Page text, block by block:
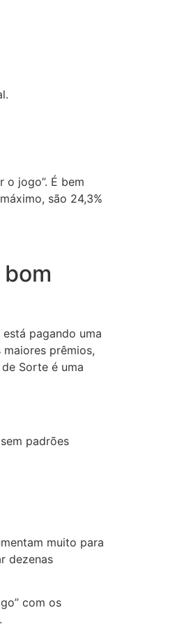
o jogo”. É bem
são 24,3%
pagando uma
prêmios,
Sorte é uma
padrões
muito para
dezenas
com os